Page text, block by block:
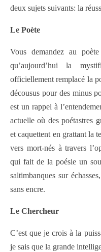
deux sujets suivants: la
Le Poète
Vous demandez au
qu’aujourd’hui la
officiellement remplacé la
décousus pour des minus
est un rappel à
actuelle où des poétastres
et caquettent en grattant la
vers mort-nés à travers
qui fait de la poésie un
saltimbanques sur
sans encre.
Le Chercheur
C’est que je crois à la
je sais que la grande